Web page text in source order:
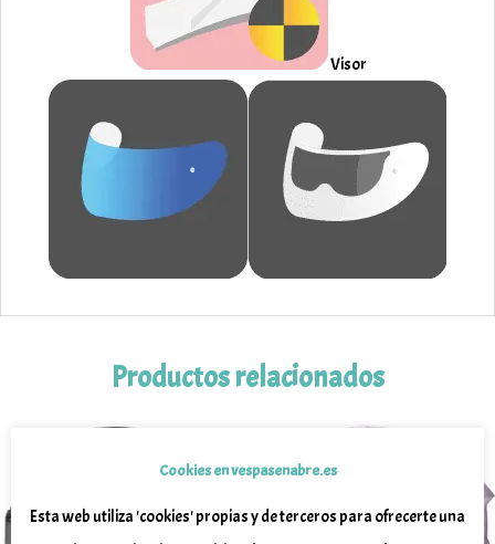
Visor
Productos relacionados
¡Oferta!
Cookies en vespasenabre.es
Esta web utiliza 'cookies' propias y de terceros para ofrecerte una